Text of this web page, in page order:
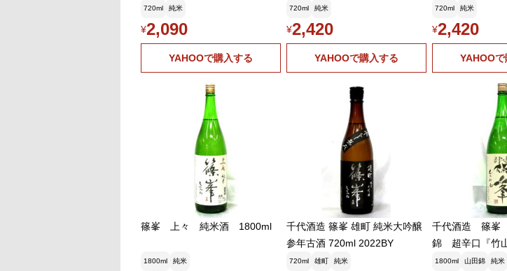
ml 2025BY (千代酒造/奈良) ※
クール便
720ml 純米
¥2,090
YAHOOで購入する
造 720ml(要冷蔵品です。クー
ル便を選択してください)
720ml 純米
¥2,420
YAHOOで購入する
12月醸造720ml(
クール便を選択
720ml 純米
¥2,420
YAHOO
篠峯 上々 純米酒 1800ml
1800ml 純米
千代酒造 篠峯 雄町 純米大吟醸
参年古酒 720ml 2022BY
720ml 雄町 純米
千代酒造 篠
錦 超辛口『竹
1800ml 山田錦 純米